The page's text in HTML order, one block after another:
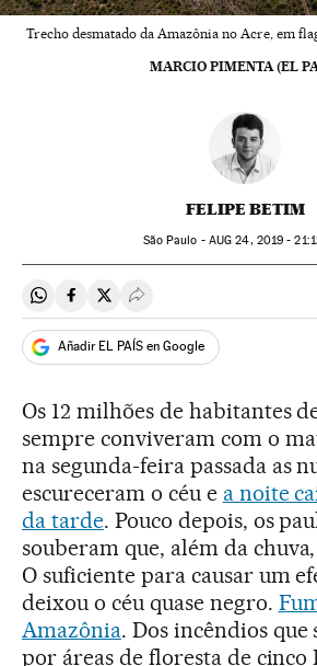
Trecho desmatado da Amazônia no Acre, em
MARCIO PIMENTA (EL
FELIPE BETIM
São Paulo - AUG 24, 2019 -
Compartir en Whatsapp
Compartir en Facebook
Compartir en Twitter
Desplegar Redes
Añadir EL PAÍS en Google
Os 12 milhões de habitantes
sempre conviveram com o
na segunda-feira passada as
escureceram o céu e a noite
da tarde. Pouco depois, os
souberam que, além da
O suficiente para causar um
deixou o céu quase negro.
Amazônia. Dos incêndios que
por áreas de floresta de cinco